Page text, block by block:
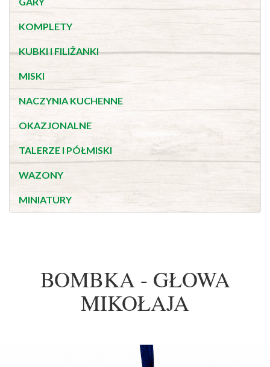
KOMPLETY
KUBKI I FILIŻANKI
MISKI
NACZYNIA KUCHENNE
OKAZJONALNE
TALERZE I PÓŁMISKI
WAZONY
MINIATURY
BOMBKA - GŁOWA
MIKOŁAJA